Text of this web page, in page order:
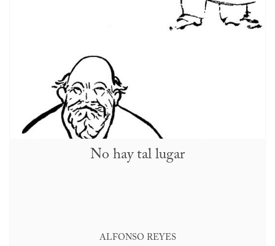
No hay tal lugar
ALFONSO REYES